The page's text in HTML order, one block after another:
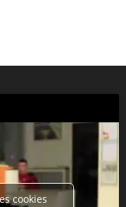
cookies